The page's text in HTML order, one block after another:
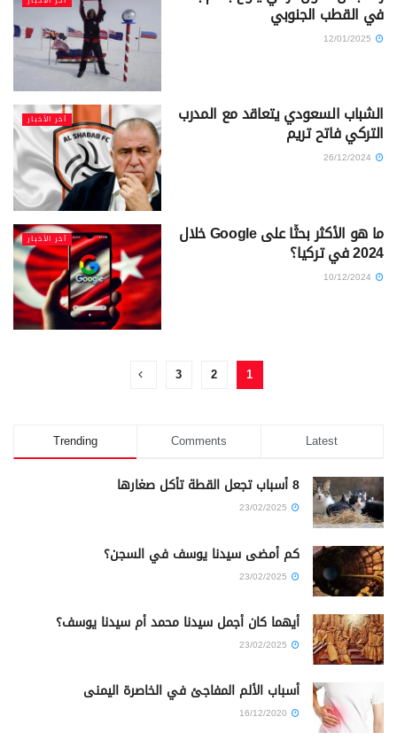
في القطب الجنوبي
آخر الأخبار الشباب السعودي يتعاقد مع المدرب
التركي فاتح تريم
آخر الأخبار ما هو الأكثر بحثًا على Google خلال
2024 في تركيا؟
1
2
3
Trending Comments Latest
8 أسباب تجعل القطة تأكل صغارها
كم أمضى سيدنا يوسف في السجن؟
أيهما كان أجمل سيدنا محمد أم سيدنا يوسف؟
أسباب الألم المفاجئ في الخاصرة اليمنى